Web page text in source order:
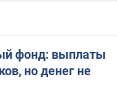
фонд: выплаты
но денег не